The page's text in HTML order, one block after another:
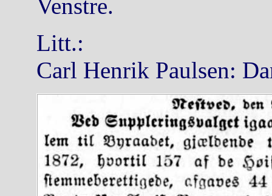
Venstre.
Litt.:
Carl Henrik Paulsen: